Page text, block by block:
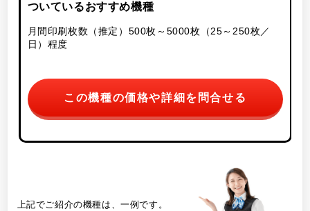
ついているおすすめ機種
月間印刷枚数（推定）500枚～5000枚（25～250枚／
日）程度
この機種の価格や詳細を問合せる
上記でご紹介の機種は、一例です。